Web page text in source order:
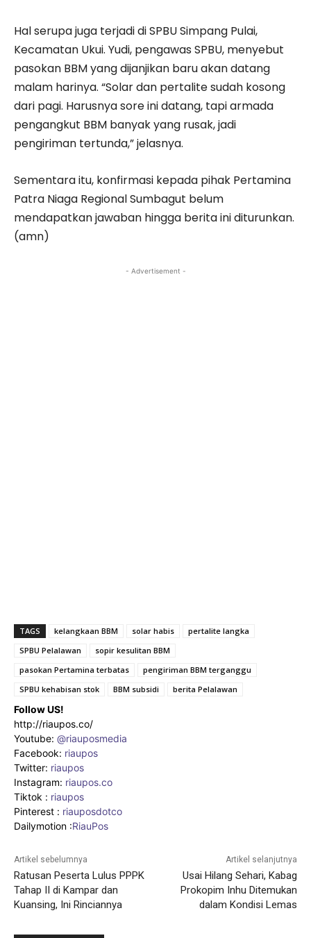
Hal serupa juga terjadi di SPBU Simpang Pulai,
Kecamatan Ukui. Yudi, pengawas SPBU, menyebut
pasokan BBM yang dijanjikan baru akan datang
malam harinya. “Solar dan pertalite sudah kosong
dari pagi. Harusnya sore ini datang, tapi armada
pengangkut BBM banyak yang rusak, jadi
pengiriman tertunda,” jelasnya.
Sementara itu, konfirmasi kepada pihak Pertamina
Patra Niaga Regional Sumbagut belum
mendapatkan jawaban hingga berita ini diturunkan.
(amn)
- Advertisement -
TAGS kelangkaan BBM solar habis
pertalite langka
SPBU Pelalawan
sopir kesulitan BBM
pasokan Pertamina terbatas
pengiriman BBM terganggu
SPBU kehabisan stok
BBM subsidi berita Pelalawan
Follow US!
http://riaupos.co/
Youtube: @riauposmedia
Facebook: riaupos
Twitter: riaupos
Instagram: riaupos.co
Tiktok : riaupos
Pinterest : riauposdotco
Dailymotion :RiauPos
Artikel sebelumnya
Ratusan Peserta Lulus PPPK
Tahap II di Kampar dan
Kuansing, Ini Rinciannya
Artikel selanjutnya
Usai Hilang Sehari, Kabag
Prokopim Inhu Ditemukan
dalam Kondisi Lemas